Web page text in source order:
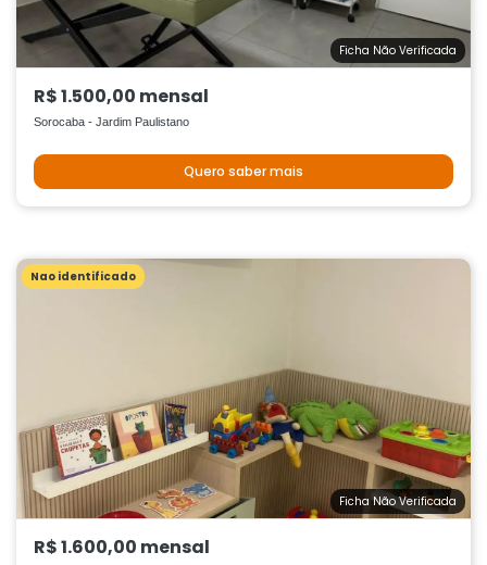
Ficha Não Verificada
R$ 1.500,00 mensal
Sorocaba - Jardim Paulistano
Quero saber mais
Nao identificado
Ficha Não Verificada
R$ 1.600,00 mensal